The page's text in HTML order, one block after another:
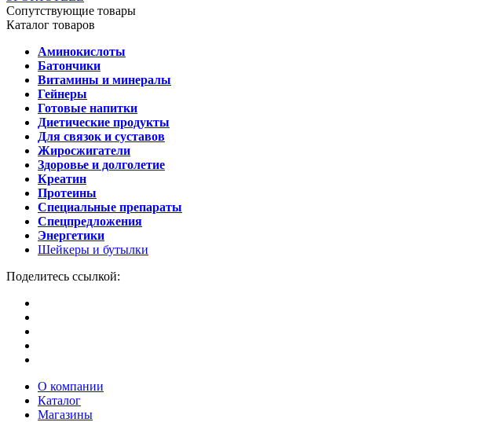
Сопутствующие товары
Каталог товаров
Аминокислоты
Батончики
Витамины и минералы
Гейнеры
Готовые напитки
Диетические продукты
Для связок и суставов
Жиросжигатели
Здоровье и долголетие
Креатин
Протеины
Специальные препараты
Спецпредложения
Энергетики
Шейкеры и бутылки
Поделитесь ссылкой:
О компании
Каталог
Магазины